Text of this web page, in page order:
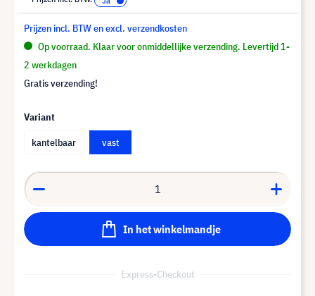
Prijzen incl. BTW en excl. verzendkosten
Op voorraad. Klaar voor onmiddellijke verzending. Levertijd 1-
2 werkdagen
Gratis verzending!
Variant
kantelbaar
vast
In het winkelmandje
Express-Checkout